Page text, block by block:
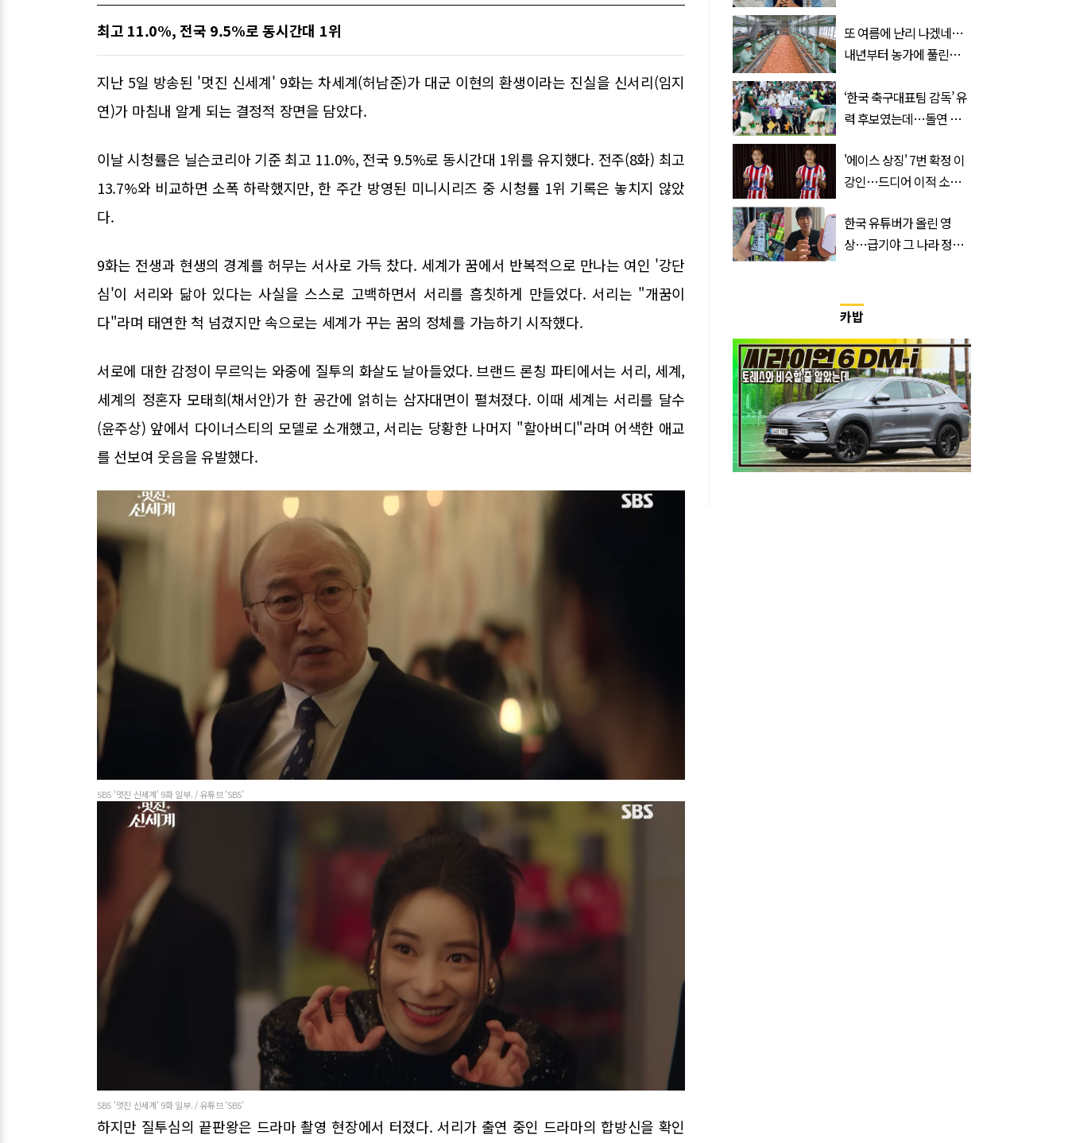
최고 11.0%, 전국 9.5%로 동시간대 1위
지난 5일 방송된 '멋진 신세계' 9화는 차세계(허남준)가 대군 이현의 환생이라는 진실을 신서리(임지
연)가 마침내 알게 되는 결정적 장면을 담았다.
이날 시청률은 닐슨코리아 기준 최고 11.0%, 전국 9.5%로 동시간대 1위를 유지했다. 전주(8화) 최고
13.7%와 비교하면 소폭 하락했지만, 한 주간 방영된 미니시리즈 중 시청률 1위 기록은 놓치지 않았
다.
9화는 전생과 현생의 경계를 허무는 서사로 가득 찼다. 세계가 꿈에서 반복적으로 만나는 여인 '강단
심'이 서리와 닮아 있다는 사실을 스스로 고백하면서 서리를 흠칫하게 만들었다. 서리는 "개꿈이
다"라며 태연한 척 넘겼지만 속으로는 세계가 꾸는 꿈의 정체를 가늠하기 시작했다.
서로에 대한 감정이 무르익는 와중에 질투의 화살도 날아들었다. 브랜드 론칭 파티에서는 서리, 세계,
세계의 정혼자 모태희(채서안)가 한 공간에 얽히는 삼자대면이 펼쳐졌다. 이때 세계는 서리를 달수
(윤주상) 앞에서 다이너스티의 모델로 소개했고, 서리는 당황한 나머지 "할아버디"라며 어색한 애교
를 선보여 웃음을 유발했다.
SBS '멋진 신세계' 9화 일부. / 유튜브 'SBS'
SBS '멋진 신세계' 9화 일부. / 유튜브 'SBS'
하지만 질투심의 끝판왕은 드라마 촬영 현장에서 터졌다. 서리가 출연 중인 드라마의 합방신을 확인
또 여름에 난리 나겠네…
내년부터 농가에 풀린다는
‘한국 축구대표팀 감독’ 유
력 후보였는데…돌연 코
‘거장’
'에이스 상징' 7번 확정 이
강인…드디어 이적 소감
한국 유튜버가 올린 영
상…급기야 그 나라 정부
카밥